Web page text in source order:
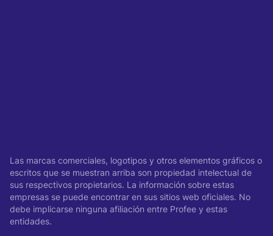
Las marcas comerciales, logotipos y otros elementos gráficos o
escritos que se muestran arriba son propiedad intelectual de
sus respectivos propietarios. La información sobre estas
empresas se puede encontrar en sus sitios web oficiales. No
debe implicarse ninguna afiliación entre Profee y estas
entidades.